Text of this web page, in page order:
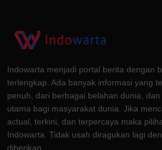
Indowarta menjadi portal berita dengan
terlengkap. Ada banyak informasi yang
penuh, dari berbagai belahan dunia,
utama bagi masyarakat dunia. Jika
actual, terkini, dan terpercaya maka
Indowarta. Tidak usah diragukan lagi
diberikan.